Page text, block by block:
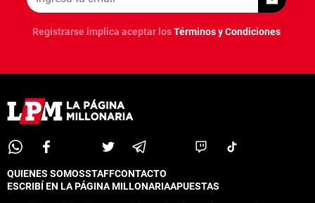
Registrarse implica aceptar losTérminos y Condiciones
QUIENES SOMOSSTAFFCONTACTO
ESCRIBÍ EN LA PÁGINA MILLONARIAAPUESTAS